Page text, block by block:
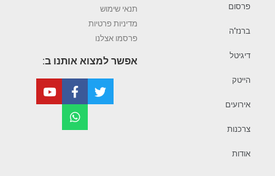
פרסום
ברנז’ה
דיגיטל
הייטק
אירועים
צרכנות
אודות
תנאי שימוש
מדיניות פרטיות
פרסמו אצלנו
אפשר למצוא אותנו ב: